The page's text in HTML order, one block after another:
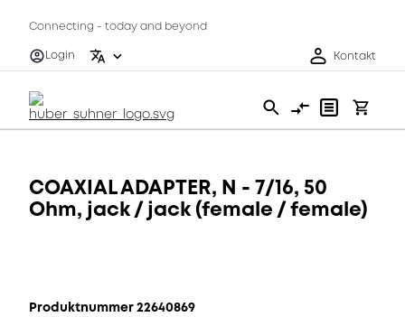
Connecting - today and beyond
Login
Kontakt
COAXIAL ADAPTER, N - 7/16, 50
Ohm, jack / jack (female / female)
Produktnummer 22640869